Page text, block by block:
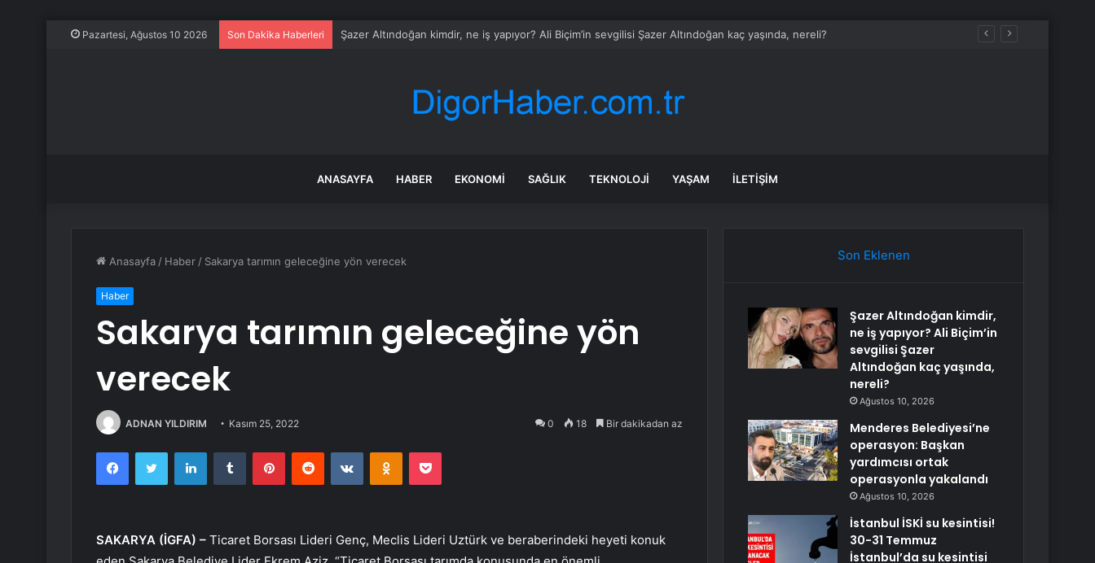
Pazartesi, Ağustos 10 2026 Son Dakika Haberleri Menderes Belediyesi’ne operasyon: Başkan yardımcısı ortak operasyonla yakalandı
ANASAYFA HABER EKONOMI SAĞLIK TEKNOLOJI YAŞAM İLETIŞIM
Anasayfa / Haber / Sakarya tarımın geleceğine yön verecek
Haber
Sakarya tarımın geleceğine yön
verecek
ADNAN YILDIRIM Kasım 25, 2022 0 18 Bir dakikadan az
FacebookTwitter LinkedInTumblr PinterestReddit VKontakteOdnoklassniki
Pocket
SAKARYA (İGFA) – Ticaret Borsası Lideri Genç, Meclis Lideri Uztürk ve beraberindeki heyeti konuk
Son Eklenen
Şazer Altındoğan kimdir,
ne iş yapıyor? Ali Biçim’in
sevgilisi Şazer
Altındoğan kaç yaşında,
nereli?
Ağustos 10, 2026
Menderes Belediyesi’ne
operasyon: Başkan
yardımcısı ortak
operasyonla yakalandı
Ağustos 10, 2026
İstanbul İSKİ su kesintisi!
30-31 Temmuz
İstanbul’da su kesintisi